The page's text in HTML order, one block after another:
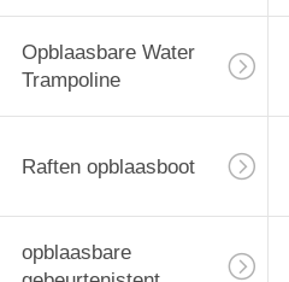
Opblaasbare Water
Trampoline
Raften opblaasboot
opblaasbare